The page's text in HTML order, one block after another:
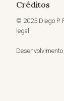
Créditos
© 2025 Diego P.
legal